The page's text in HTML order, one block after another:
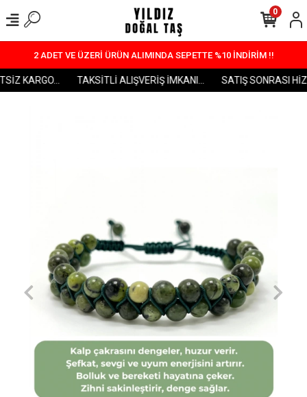
2 ADET VE ÜZERİ ÜRÜN ALIMINDA SEPETTE %10 İNDİRİM !!
KARGO... TAKSİTLİ ALIŞVERİŞ İMKANI... SATIŞ SONRASI
0